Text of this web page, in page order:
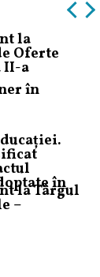
la
Oferte
II-a
în
în
la Târgul
–